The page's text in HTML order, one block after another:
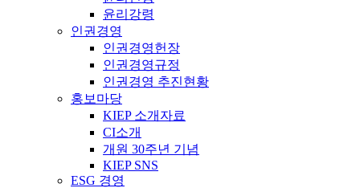
윤리강령
인권경영
인권경영헌장
인권경영규정
인권경영 추진현황
홍보마당
KIEP 소개자료
CI소개
개원 30주년 기념
KIEP SNS
ESG 경영